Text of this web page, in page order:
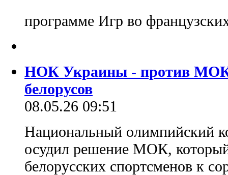
программе Игр во
НОК Украины - против МОК
белорусов
08.05.26 09:51
Национальный олимпийский
осудил решение МОК,
белорусских спортсменов к